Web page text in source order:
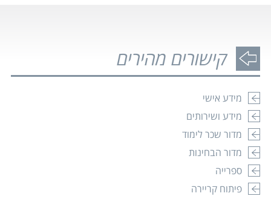
קישורים מהירים
מידע אישי
מידע ושירותים
מדור שכר לימוד
מדור הבחינות
ספרייה
פיתוח קריירה
ההרשמה למעונות המכללה לשנת הלימודים הקרובה
(תשפ"ז) נפתחה
זכויות והטבות למשרתים במילואים, בני ובנות זוגם,
מפונים, נפגעי פעולות איבה במלחמה וכוחות הביטחון
האחרים
23.10.2025